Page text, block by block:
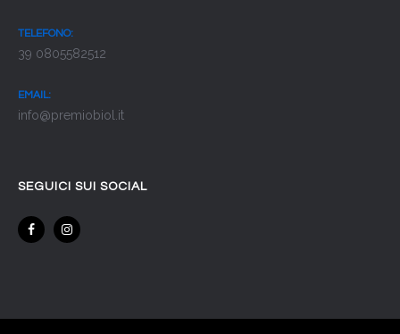
TELEFONO:
39 0805582512
EMAIL:
info@premiobiol.it
SEGUICI SUI SOCIAL